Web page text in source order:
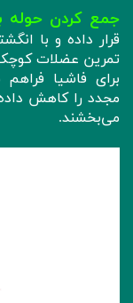
جمع کردن حوله
قرار داده و با
تمرین عضلات کوچک
برای فاشیا
مجدد را کاهش
می‌بخشند.